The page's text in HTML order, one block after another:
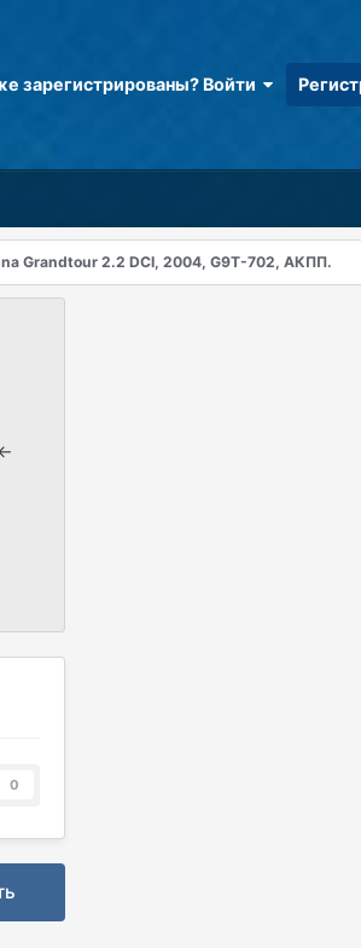
зарегистрированы? Войти
Grandtour 2.2 DCI, 2004, G9T-702, АКПП.
0